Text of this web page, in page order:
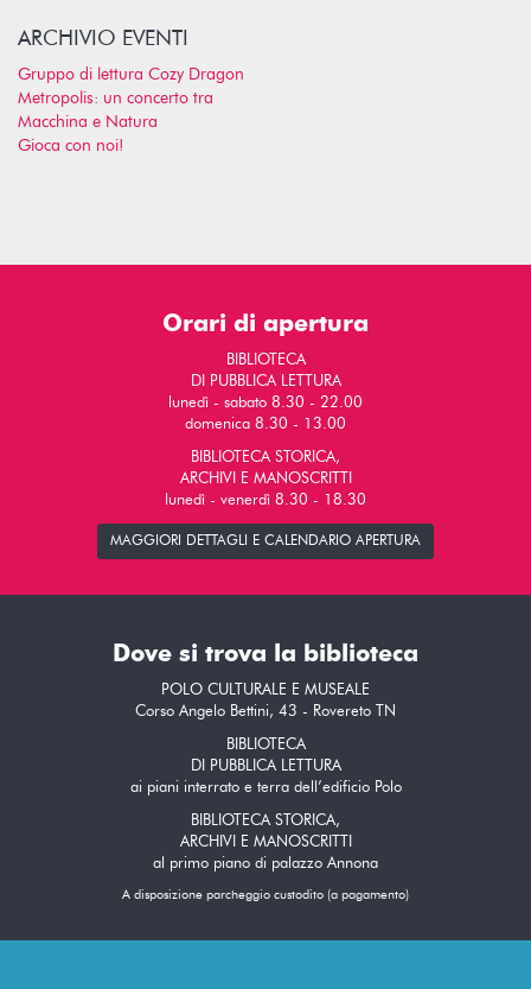
ARCHIVIO EVENTI
Gruppo di lettura Cozy Dragon
Metropolis: un concerto tra
Macchina e Natura
Gioca con noi!
Orari di apertura
BIBLIOTECA
DI PUBBLICA LETTURA
lunedì - sabato 8.30 - 22.00
domenica 8.30 - 13.00
BIBLIOTECA STORICA,
ARCHIVI E MANOSCRITTI
lunedì - venerdì 8.30 - 18.30
MAGGIORI DETTAGLI E CALENDARIO APERTURA
Dove si trova la biblioteca
POLO CULTURALE E MUSEALE
Corso Angelo Bettini, 43 - Rovereto TN
BIBLIOTECA
DI PUBBLICA LETTURA
ai piani interrato e terra dell’edificio Polo
BIBLIOTECA STORICA,
ARCHIVI E MANOSCRITTI
al primo piano di palazzo Annona
A disposizione parcheggio custodito (a pagamento)